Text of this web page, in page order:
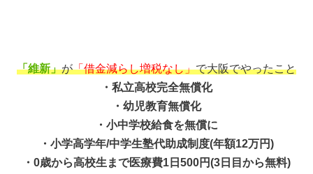
「維新」が「借金減らし増税なし」で大阪でやったこと
・私立高校完全無償化
・幼児教育無償化
・小中学校給食を無償に
・小学高学年/中学生塾代助成制度(年額12万円)
・0歳から高校生まで医療費1日500円(3日目から無料)